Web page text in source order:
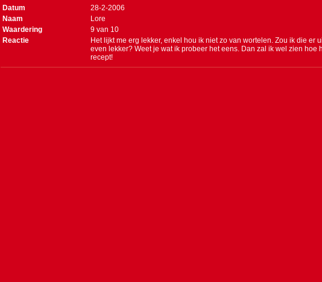
Datum
28-2-2006
Naam
Lore
Waardering
9 van 10
Reactie
Het lijkt me erg lekker, enkel hou ik niet zo van wortelen. Zou ik die er
even lekker? Weet je wat ik probeer het eens. Dan zal ik wel zien hoe
recept!